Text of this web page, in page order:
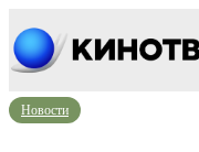
Новости